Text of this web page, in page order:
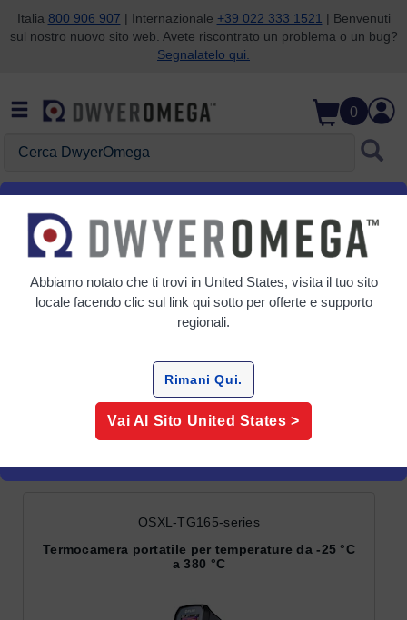
Salta alla ricerca
Salta al contenuto principale
Salta alla navigazione
Italia 800 906 907 | Internazionale +39 022 333 1521 | Benvenuti
sul nostro nuovo sito web. Avete riscontrato un problema o un bug?
Segnalatelo qui.
0
Home
Temperatura
Sensore di temperatura non invasivo
Termografia
Termografia
Griglia Tabella
Affina
OSXL-TG165-series
Termocamera portatile per temperature da -25 °C
a 380 °C
Abbiamo notato che ti trovi in United States, visita il tuo sito
locale facendo clic sul link qui sotto per offerte e supporto
regionali.
Rimani Qui.
Vai Al Sito United States >